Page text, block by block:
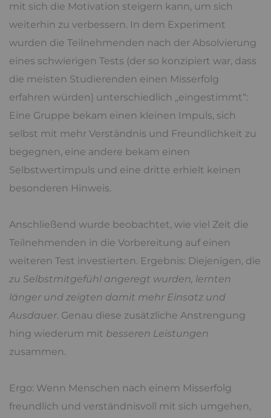
mit sich die Motivation steigern kann, um sich
weiterhin zu verbessern. In dem Experiment
wurden die Teilnehmenden nach der Absolvierung
eines schwierigen Tests (der so konzipiert war, dass
die meisten Studierenden einen Misserfolg
erfahren würden) unterschiedlich „eingestimmt“:
Eine Gruppe bekam einen kleinen Impuls, sich
selbst mit mehr Verständnis und Freundlichkeit zu
begegnen, eine andere bekam einen
Selbstwertimpuls und eine dritte erhielt keinen
besonderen Hinweis.
Anschließend wurde beobachtet, wie viel Zeit die
Teilnehmenden in die Vorbereitung auf einen
weiteren Test investierten. Ergebnis: Diejenigen, die
zu Selbstmitgefühl angeregt wurden, lernten
länger und zeigten damit mehr Einsatz und
Ausdauer. Genau diese zusätzliche Anstrengung
hing wiederum mit besseren Leistungen
zusammen.
Ergo: Wenn Menschen nach einem Misserfolg
freundlich und verständnisvoll mit sich umgehen,